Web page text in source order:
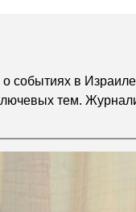
событиях в
тем.